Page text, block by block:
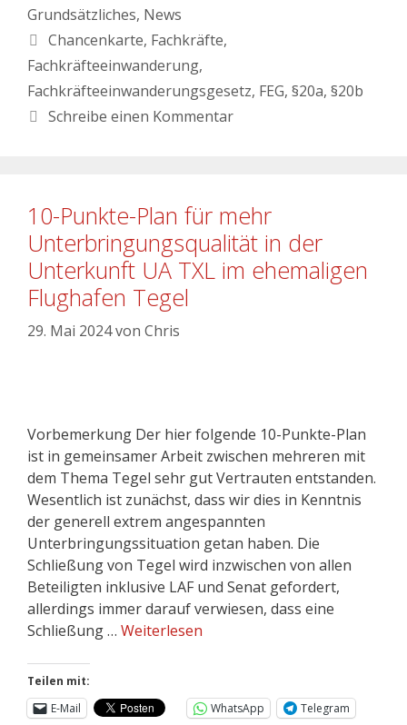
Grundsätzliches, News
Chancenkarte, Fachkräfte,
Fachkräfteeinwanderung,
Fachkräfteeinwanderungsgesetz, FEG, §20a, §20b
Schreibe einen Kommentar
10-Punkte-Plan für mehr
Unterbringungsqualität in der
Unterkunft UA TXL im ehemaligen
Flughafen Tegel
29. Mai 2024von Chris
Vorbemerkung Der hier folgende 10-Punkte-Plan
ist in gemeinsamer Arbeit zwischen mehreren mit
dem Thema Tegel sehr gut Vertrauten entstanden.
Wesentlich ist zunächst, dass wir dies in Kenntnis
der generell extrem angespannten
Unterbringungssituation getan haben. Die
Schließung von Tegel wird inzwischen von allen
Beteiligten inklusive LAF und Senat gefordert,
allerdings immer darauf verwiesen, dass eine
Schließung … Weiterlesen
Teilen mit:
E-Mail
WhatsApp
Telegram